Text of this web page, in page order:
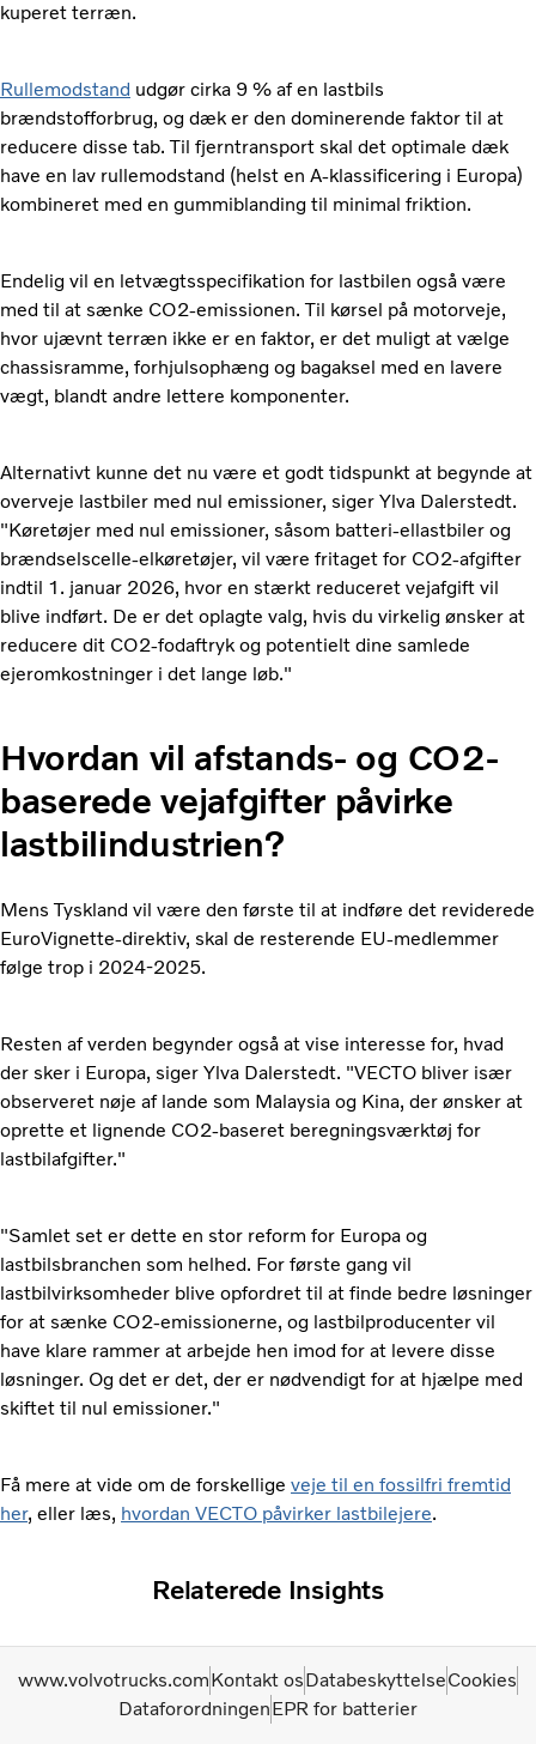
kuperet terræn.
Rullemodstand udgør cirka 9 % af en lastbils
brændstofforbrug, og dæk er den dominerende faktor til at
reducere disse tab. Til fjerntransport skal det optimale dæk
have en lav rullemodstand (helst en A-klassificering i Europa)
kombineret med en gummiblanding til minimal friktion.
Endelig vil en letvægtsspecifikation for lastbilen også være
med til at sænke CO2-emissionen. Til kørsel på motorveje,
hvor ujævnt terræn ikke er en faktor, er det muligt at vælge
chassisramme, forhjulsophæng og bagaksel med en lavere
vægt, blandt andre lettere komponenter.
Alternativt kunne det nu være et godt tidspunkt at begynde at
overveje lastbiler med nul emissioner, siger Ylva Dalerstedt.
"Køretøjer med nul emissioner, såsom batteri-ellastbiler og
brændselscelle-elkøretøjer, vil være fritaget for CO2-afgifter
indtil 1. januar 2026, hvor en stærkt reduceret vejafgift vil
blive indført. De er det oplagte valg, hvis du virkelig ønsker at
reducere dit CO2-fodaftryk og potentielt dine samlede
ejeromkostninger i det lange løb."
Hvordan vil afstands- og CO2-
baserede vejafgifter påvirke
lastbilindustrien?
Mens Tyskland vil være den første til at indføre det reviderede
EuroVignette-direktiv, skal de resterende EU-medlemmer
følge trop i 2024-2025.
Resten af ​​verden begynder også at vise interesse for, hvad
der sker i Europa, siger Ylva Dalerstedt. "VECTO bliver især
observeret nøje af lande som Malaysia og Kina, der ønsker at
oprette et lignende CO2-baseret beregningsværktøj for
lastbilafgifter."
"Samlet set er dette en stor reform for Europa og
lastbilsbranchen som helhed. For første gang vil
lastbilvirksomheder blive opfordret til at finde bedre løsninger
for at sænke CO2-emissionerne, og lastbilproducenter vil
have klare rammer at arbejde hen imod for at levere disse
løsninger. Og det er det, der er nødvendigt for at hjælpe med
skiftet til nul emissioner."
Få mere at vide om de forskellige veje til en fossilfri fremtid
her, eller læs, hvordan VECTO påvirker lastbilejere.
Relaterede Insights
www.volvotrucks.comKontakt osDatabeskyttelseCookies
DataforordningenEPR for batterier